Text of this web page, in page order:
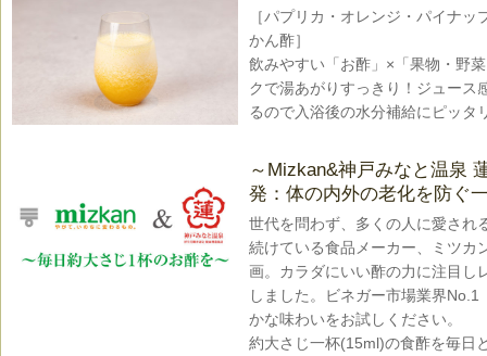
［パプリカ・オレンジ・パイナッ
かん酢］
飲みやすい「お酢」×「果物・野
クで湯あがりすっきり！ジュース
るので入浴後の水分補給にピッタ
～Mizkan&神戸みなと温泉
発：体の内外の老化を防ぐ
世代を問わず、多くの人に愛され
続けている食品メーカー、ミツカ
画。カラダにいい酢の力に注目し
しました。ビネガー市場業界
かな味わいをお試しください。
約大さじ一杯(15ml)の食酢を毎日